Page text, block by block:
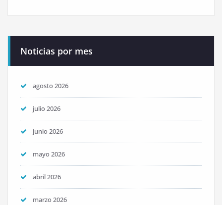
Noticias por mes
agosto 2026
julio 2026
junio 2026
mayo 2026
abril 2026
marzo 2026